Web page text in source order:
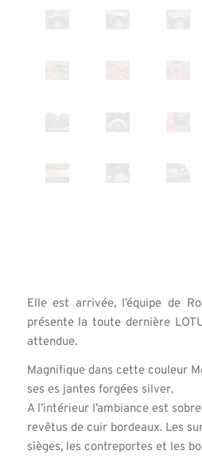
Elle est arrivée, l’équipe de
présente la toute dernière
attendue.
Magnifique dans cette couleur
ses es jantes forgées silver.
A l’intérieur l’ambiance est
revêtus de cuir bordeaux. Les
sièges, les contreportes et les